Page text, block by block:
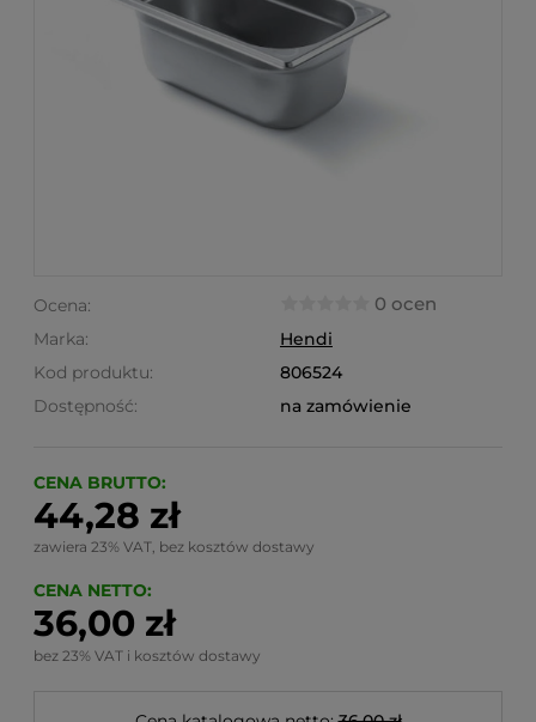
Ocena: 0 ocen
Marka:
Hendi
Kod produktu:
806524
Dostępność:
na zamówienie
CENA BRUTTO:
44,28 zł
zawiera 23% VAT, bez kosztów dostawy
CENA NETTO:
36,00 zł
bez 23% VAT i kosztów dostawy